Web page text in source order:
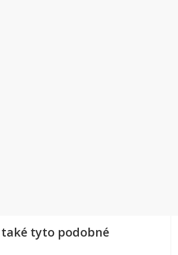
tyto podobné